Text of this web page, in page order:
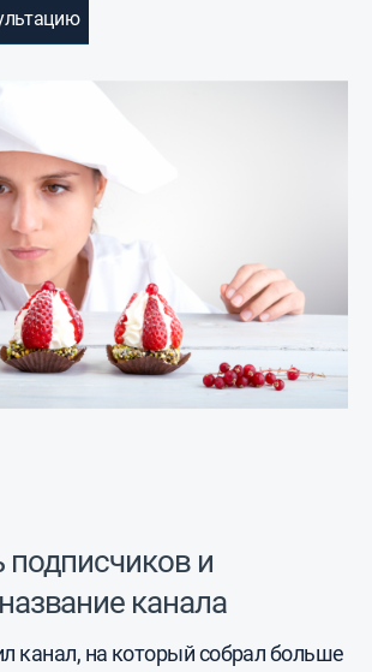
подписчиков и
канала
канал, на который собрал больше